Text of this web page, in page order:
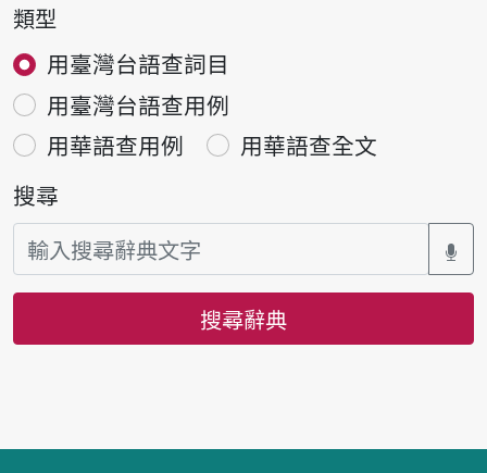
類型
用臺灣台語查詞目
用臺灣台語查用例
用華語查用例
用華語查全文
搜尋
搜尋辭典